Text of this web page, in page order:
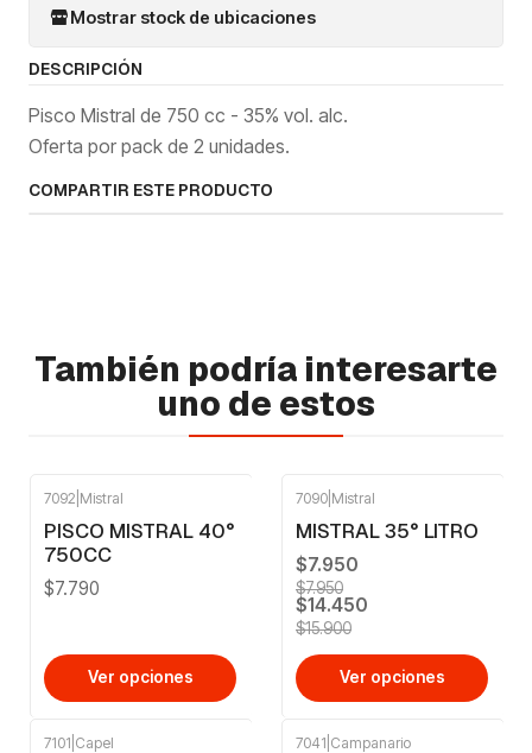
Mostrar stock de ubicaciones
DESCRIPCIÓN
Pisco Mistral de 750 cc - 35% vol. alc.
Oferta por pack de 2 unidades.
COMPARTIR ESTE PRODUCTO
También podría interesarte
uno de estos
7092 Mistral
PISCO MISTRAL 40°
750CC
$7.790
Ver opciones
7090 Mistral
MISTRAL 35° LITRO
$7.950
$7.950
$14.450
$15.900
Ver opciones
7101 Capel 7041 Campanario